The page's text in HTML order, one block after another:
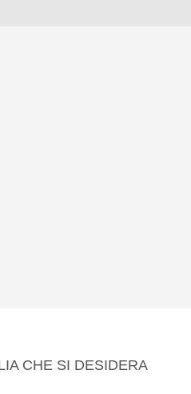
CHE SI DESIDERA